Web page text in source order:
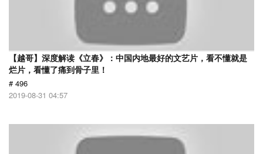
【越哥】深度解读《立春》：中国内地最好的文艺片，看不懂就是
烂片，看懂了痛到骨子里！
# 496
2019-08-31 04:57